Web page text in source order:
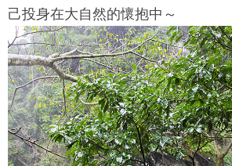
己投身在大自然的懷抱中～